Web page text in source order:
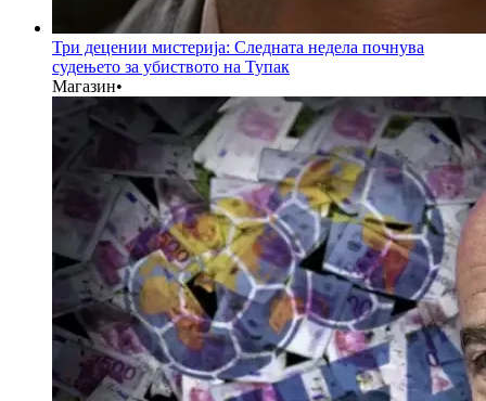
Три децении мистерија: Следната недела почнува
судењето за убиството на Тупак
Магазин•